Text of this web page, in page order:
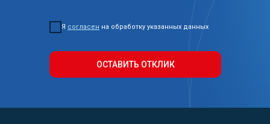
ОСТАВИТЬ ОТКЛИК
Я согласен на обработку указанных данных